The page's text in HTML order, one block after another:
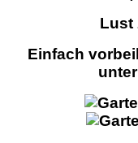
Lust
Einfach